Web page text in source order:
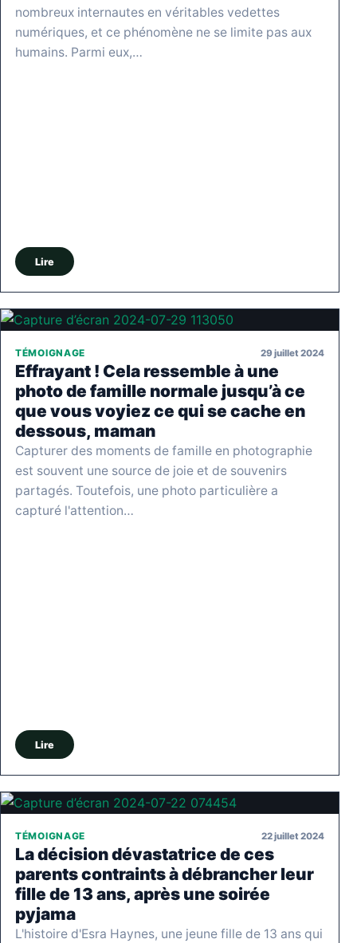
nombreux internautes en véritables vedettes
numériques, et ce phénomène ne se limite pas aux
humains. Parmi eux,…
Lire
TÉMOIGNAGE 29 juillet 2024
Effrayant ! Cela ressemble à une
photo de famille normale jusqu’à ce
que vous voyiez ce qui se cache en
dessous, maman
Capturer des moments de famille en photographie
est souvent une source de joie et de souvenirs
partagés. Toutefois, une photo particulière a
capturé l'attention…
Lire
TÉMOIGNAGE 22 juillet 2024
La décision dévastatrice de ces
parents contraints à débrancher leur
fille de 13 ans, après une soirée
pyjama
L'histoire d'Esra Haynes, une jeune fille de 13 ans qui